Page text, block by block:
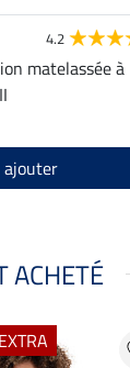
4.2
matelassée à
ajouter
ACHETÉ